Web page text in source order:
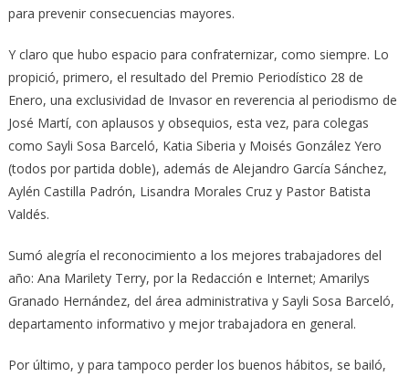
para prevenir consecuencias mayores.
Y claro que hubo espacio para confraternizar, como siempre. Lo
propició, primero, el resultado del Premio Periodístico 28 de
Enero, una exclusividad de Invasor en reverencia al periodismo de
José Martí, con aplausos y obsequios, esta vez, para colegas
como Sayli Sosa Barceló, Katia Siberia y Moisés González Yero
(todos por partida doble), además de Alejandro García Sánchez,
Aylén Castilla Padrón, Lisandra Morales Cruz y Pastor Batista
Valdés.
Sumó alegría el reconocimiento a los mejores trabajadores del
año: Ana Marilety Terry, por la Redacción e Internet; Amarilys
Granado Hernández, del área administrativa y Sayli Sosa Barceló,
departamento informativo y mejor trabajadora en general.
Por último, y para tampoco perder los buenos hábitos, se bailó,